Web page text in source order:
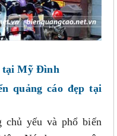
tại Mỹ Đình
quảng cáo đẹp tại
yếu và phổ biến